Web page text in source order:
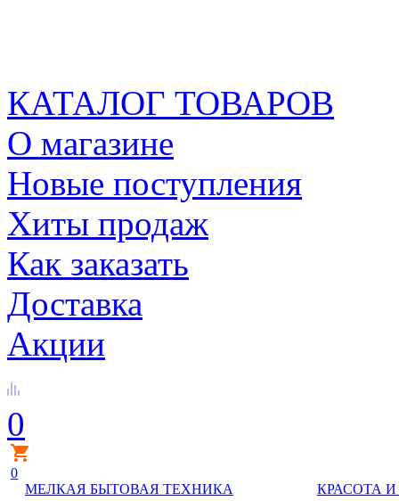
КАТАЛОГ ТОВАРОВ
О магазине
Новые поступления
Хиты продаж
Как заказать
Доставка
Акции
0
0
МЕЛКАЯ БЫТОВАЯ ТЕХНИКА
КРАСОТА И